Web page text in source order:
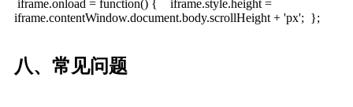
iframe.onload = function() {    iframe.style.height =
iframe.contentWindow.document.body.scrollHeight + 'px';  };
八、常见问题